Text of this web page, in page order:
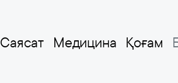
Саясат Медицина Қоғам